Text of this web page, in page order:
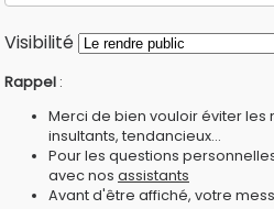
Visibilité
Rappel :
Merci de bien vouloir éviter
insultants, tendancieux...
Pour les questions
avec nos assistants
Avant d'être affiché, votre